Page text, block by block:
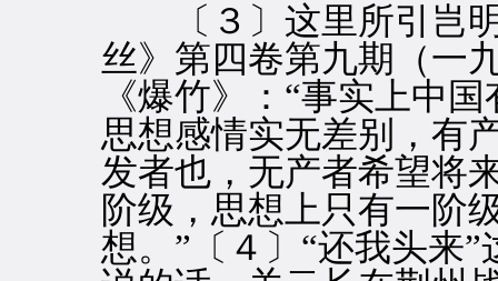
〔３〕这里所引岂明
丝》第四卷第九期（一
《爆竹》：“事实上中
思想感情实无差别，有
发者也，无产者希望将
阶级，思想上只有一阶
想。”〔４〕“还我头来